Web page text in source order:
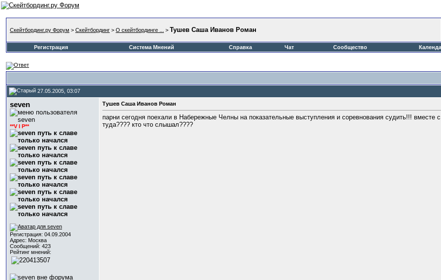
Скейтбординг.ру Форум > Скейтбординг > О скейтбординге ... > Тушев Саша Иванов Роман
Регистрация
Система Мнений Справка Чат Сообщество
27.05.2005, 03:07
seven
**V I P**
Регистрация: 04.09.2004
Адрес: Москва
Сообщений: 423
Рейтинг мнений:
Тушев Саша Иванов Роман
парни сегодня поехали в Набережные Челны на показательные выступления и соревнования судить!!!
туда???? кто что слышал????